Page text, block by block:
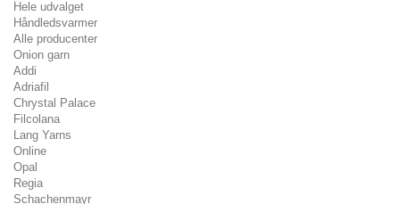
Hele udvalget
Håndledsvarmer
Alle producenter
Onion garn
Addi
Adriafil
Chrystal Palace
Filcolana
Lang Yarns
Online
Opal
Regia
Schachenmayr